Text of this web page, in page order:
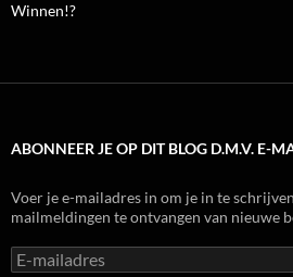
Winnen!?
ABONNEER JE OP DIT BLOG D.M.V. E-
Voer je e-mailadres in om je in te
mailmeldingen te ontvangen van nieuwe
E-